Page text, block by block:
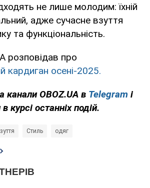
не лише молодим: їхній
адже сучасне взуття
та функціональність.
розповідав про
кардиган осені-2025.
канали OBOZ.UA в Telegram і
курсі останніх подій.
Стиль одяг